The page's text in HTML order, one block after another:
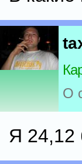
О
Я 24,12